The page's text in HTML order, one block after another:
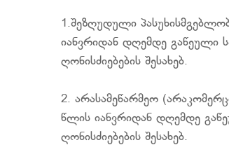
1.შეზღუდული
იანვრიდან დღემდე გაწეული
ღონისძიებების შესახებ.
2. არასამეწარმეო
წლის იანვრიდან დღემდე
ღონისძიებების შესახებ.